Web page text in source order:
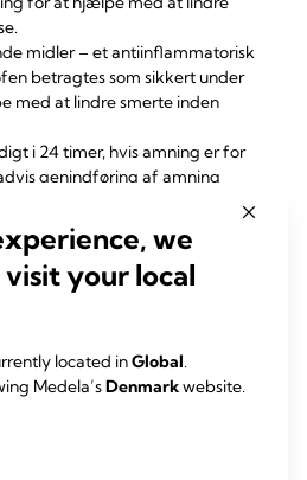
midler – et antiinflammatorisk
betragtes som sikkert under
med at lindre smerte inden
i 24 timer, hvis amning er for
genindføring af amning
til at minimere smerte.
stadig er ømme, eller
kan der være behov for
at kontrollere, om der er en
er inficerede, er yderligere
Det inkluderer omhyggelig
med vand og en pH-neutral
we
your local
located inGlobal.
Medela’sDenmarkwebsite.